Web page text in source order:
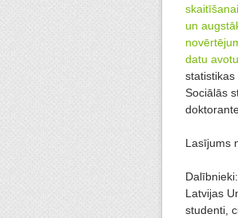
un
datu
Sociālās
Lasījums
Latvijas
studenti,